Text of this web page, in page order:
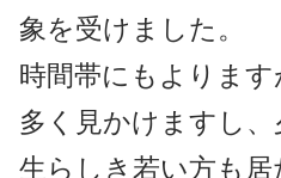
象を受けました。
時間帯にもよりま
多く見かけますし
生らしき若い方も